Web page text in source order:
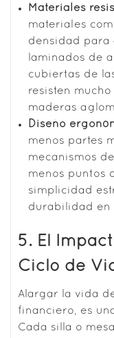
Materiales
materiales
densidad para
laminados de
cubiertas de
resisten
maderas
Diseño
menos partes
mecanismos
menos puntos
simplicidad
durabilidad en
5. El
Ciclo de
Alargar la vida
financiero, es
Cada silla o